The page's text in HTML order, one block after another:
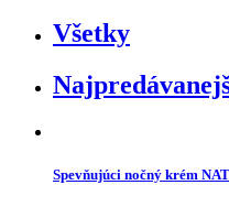
Všetky
Spevňujúci nočný krém